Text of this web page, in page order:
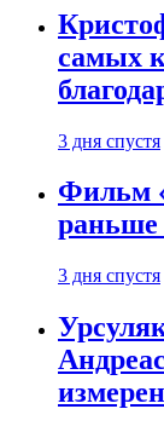
самых
3 дня спустя
Фильм
раньше
3 дня спустя